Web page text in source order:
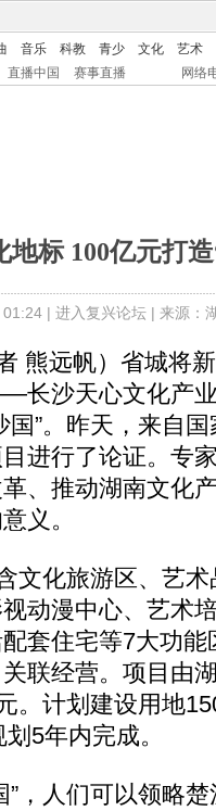
音乐 科教 青少 文化
艺术
直播中国 赛事直播 网络
标 100亿元打
| 进入复兴论坛| 来源：
远帆）省城将新
长沙天心文化产
”。昨天，来自
进行了论证。专
、推动湖南文化
义。
化旅游区、艺术
动漫中心、艺术
套住宅等7大功
联经营。项目由
。计划建设用地
5年内完成。
人们可以领略楚